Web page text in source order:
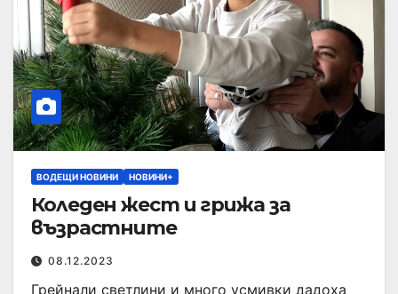
ВОДЕЩИ НОВИНИ НОВИНИ+
Коледен жест и грижа за
възрастните
08.12.2023
Грейнали светлини и много усмивки дадоха